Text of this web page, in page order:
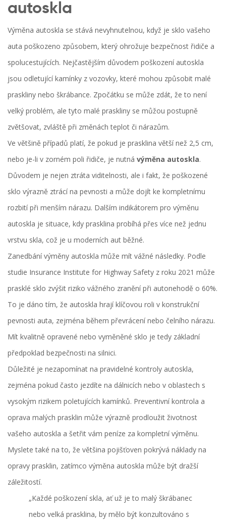
autoskla
Výměna autoskla se stává nevyhnutelnou, když je sklo vašeho
auta poškozeno způsobem, který ohrožuje bezpečnost řidiče a
spolucestujících. Nejčastějším důvodem poškození autoskla
jsou odletující kamínky z vozovky, které mohou způsobit malé
praskliny nebo škrábance. Zpočátku se může zdát, že to není
velký problém, ale tyto malé praskliny se můžou postupně
zvětšovat, zvláště při změnách teplot či nárazům.
Ve většině případů platí, že pokud je prasklina větší než 2,5 cm,
nebo je-li v zorném poli řidiče, je nutná výměna autoskla.
Důvodem je nejen ztráta viditelnosti, ale i fakt, že poškozené
sklo výrazně ztrácí na pevnosti a může dojít ke kompletnímu
rozbití při menším nárazu. Dalším indikátorem pro výměnu
autoskla je situace, kdy prasklina probíhá přes více než jednu
vrstvu skla, což je u moderních aut běžné.
Zanedbání výměny autoskla může mít vážné následky. Podle
studie Insurance Institute for Highway Safety z roku 2021 může
prasklé sklo zvýšit riziko vážného zranění při autonehodě o 60%.
To je dáno tím, že autoskla hrají klíčovou roli v konstrukční
pevnosti auta, zejména během převrácení nebo čelního nárazu.
Mít kvalitně opravené nebo vyměněné sklo je tedy základní
předpoklad bezpečnosti na silnici.
Důležité je nezapomínat na pravidelné kontroly autoskla,
zejména pokud často jezdíte na dálnicích nebo v oblastech s
vysokým rizikem poletujících kamínků. Preventivní kontrola a
oprava malých prasklin může výrazně prodloužit životnost
vašeho autoskla a šetřit vám peníze za kompletní výměnu.
Myslete také na to, že většina pojišťoven pokrývá náklady na
opravy prasklin, zatímco výměna autoskla může být dražší
záležitostí.
„Každé poškození skla, ať už je to malý škrábanec
nebo velká prasklina, by mělo být konzultováno s